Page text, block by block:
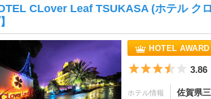
CLover Leaf TSUKASA (ホテル ク
HOTEL
5つ
3.86
ホテル情報
佐賀県